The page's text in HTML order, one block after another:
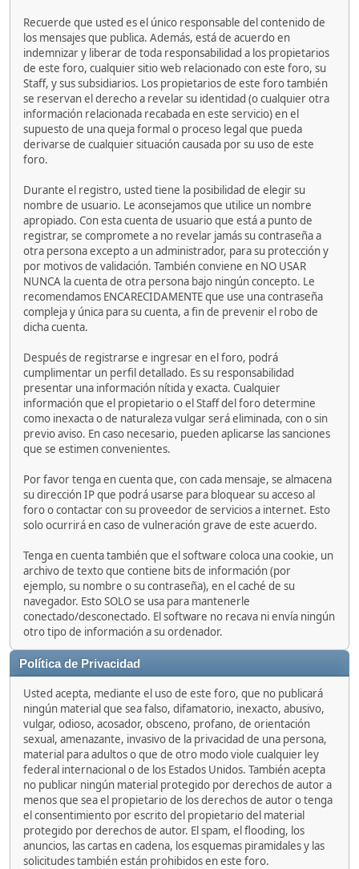
Recuerde que usted es el único responsable del contenido de
los mensajes que publica. Además, está de acuerdo en
indemnizar y liberar de toda responsabilidad a los propietarios
de este foro, cualquier sitio web relacionado con este foro, su
Staff, y sus subsidiarios. Los propietarios de este foro también
se reservan el derecho a revelar su identidad (o cualquier otra
información relacionada recabada en este servicio) en el
supuesto de una queja formal o proceso legal que pueda
derivarse de cualquier situación causada por su uso de este
foro.
Durante el registro, usted tiene la posibilidad de elegir su
nombre de usuario. Le aconsejamos que utilice un nombre
apropiado. Con esta cuenta de usuario que está a punto de
registrar, se compromete a no revelar jamás su contraseña a
otra persona excepto a un administrador, para su protección y
por motivos de validación. También conviene en NO USAR
NUNCA la cuenta de otra persona bajo ningún concepto. Le
recomendamos ENCARECIDAMENTE que use una contraseña
compleja y única para su cuenta, a fin de prevenir el robo de
dicha cuenta.
Después de registrarse e ingresar en el foro, podrá
cumplimentar un perfil detallado. Es su responsabilidad
presentar una información nítida y exacta. Cualquier
información que el propietario o el Staff del foro determine
como inexacta o de naturaleza vulgar será eliminada, con o sin
previo aviso. En caso necesario, pueden aplicarse las sanciones
que se estimen convenientes.
Por favor tenga en cuenta que, con cada mensaje, se almacena
su dirección IP que podrá usarse para bloquear su acceso al
foro o contactar con su proveedor de servicios a internet. Esto
solo ocurrirá en caso de vulneración grave de este acuerdo.
Tenga en cuenta también que el software coloca una cookie, un
archivo de texto que contiene bits de información (por
ejemplo, su nombre o su contraseña), en el caché de su
navegador. Esto SOLO se usa para mantenerle
conectado/desconectado. El software no recava ni envía ningún
otro tipo de información a su ordenador.
Política de Privacidad
Usted acepta, mediante el uso de este foro, que no publicará
ningún material que sea falso, difamatorio, inexacto, abusivo,
vulgar, odioso, acosador, obsceno, profano, de orientación
sexual, amenazante, invasivo de la privacidad de una persona,
material para adultos o que de otro modo viole cualquier ley
federal internacional o de los Estados Unidos. También acepta
no publicar ningún material protegido por derechos de autor a
menos que sea el propietario de los derechos de autor o tenga
el consentimiento por escrito del propietario del material
protegido por derechos de autor. El spam, el flooding, los
anuncios, las cartas en cadena, los esquemas piramidales y las
solicitudes también están prohibidos en este foro.